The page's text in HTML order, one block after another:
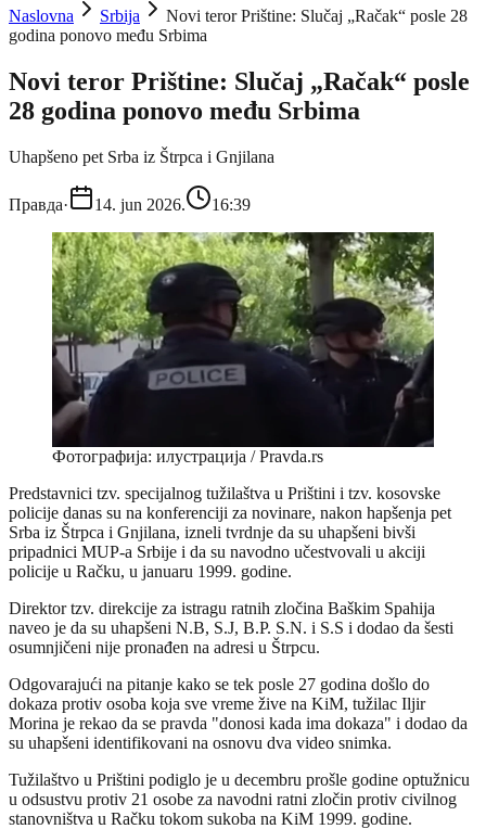
Naslovna
Srbija
Novi teror Prištine: Slučaj „Račak“ posle 28
godina ponovo među Srbima
Novi teror Prištine: Slučaj „Račak“ posle
28 godina ponovo među Srbima
Uhapšeno pet Srba iz Štrpca i Gnjilana
Правда· 14. jun 2026. 16:39
Фотографија: илустрација / Pravda.rs
Predstavnici tzv. specijalnog tužilaštva u Prištini i tzv. kosovske
policije danas su na konferenciji za novinare, nakon hapšenja pet
Srba iz Štrpca i Gnjilana, izneli tvrdnje da su uhapšeni bivši
pripadnici MUP-a Srbije i da su navodno učestvovali u akciji
policije u Račku, u januaru 1999. godine.
Direktor tzv. direkcije za istragu ratnih zločina Baškim Spahija
naveo je da su uhapšeni N.B, S.J, B.P. S.N. i S.S i dodao da šesti
osumnjičeni nije pronađen na adresi u Štrpcu.
Odgovarajući na pitanje kako se tek posle 27 godina došlo do
dokaza protiv osoba koja sve vreme žive na KiM, tužilac Iljir
Morina je rekao da se pravda "donosi kada ima dokaza" i dodao da
su uhapšeni identifikovani na osnovu dva video snimka.
Tužilaštvo u Prištini podiglo je u decembru prošle godine optužnicu
u odsustvu protiv 21 osobe za navodni ratni zločin protiv civilnog
stanovništva u Račku tokom sukoba na KiM 1999. godine.